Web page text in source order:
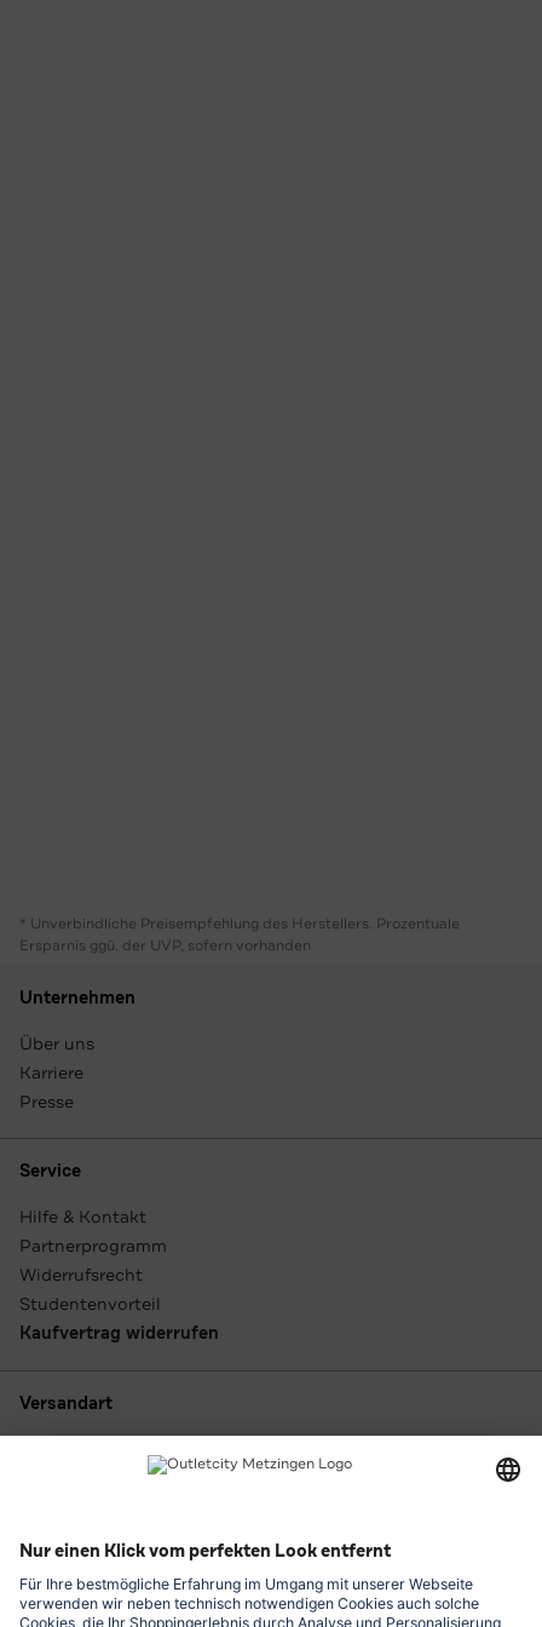
* Unverbindliche Preisempfehlung des Herstellers. Prozentuale
Ersparnis ggü. der UVP, sofern vorhanden
Unternehmen
Über uns
Karriere
Presse
Service
Hilfe & Kontakt
Partnerprogramm
Widerrufsrecht
Studentenvorteil
Kaufvertrag widerrufen
Versandart